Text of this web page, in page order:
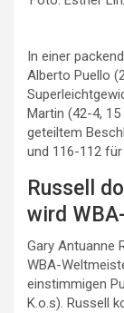
In einer
Alberto Puello
Martin (42-4, 15
geteiltem
und 116-112
Russell
wird
Gary Antuanne
WBA-
einstimmigen
K.o.s). Russell